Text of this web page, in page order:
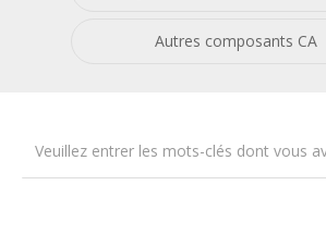
Autres composants CA